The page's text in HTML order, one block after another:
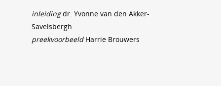
inleidingdr. Yvonne van den Akker-
Savelsbergh
preekvoorbeeldHarrie Brouwers